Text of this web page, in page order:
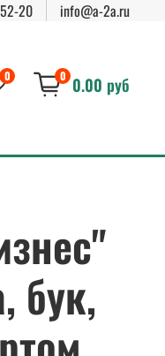
20 info@a-2a.ru
0 0 0.00 руб
бук,